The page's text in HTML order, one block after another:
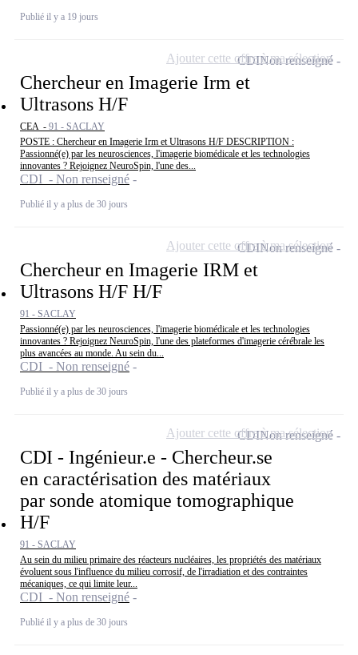
Publié il y a 19 jours
Chercheur en Imagerie Irm et
Ultrasons H/F
CEA - 91 - SACLAY
POSTE : Chercheur en Imagerie Irm et Ultrasons H/F DESCRIPTION :
Passionné(e) par les neurosciences, l'imagerie biomédicale et les technologies
innovantes ? Rejoignez NeuroSpin, l'une des...
CDI - Non renseigné
Publié il y a plus de 30 jours
CDINon renseigné
Ajouter cette offre à ma sélection
Chercheur en Imagerie IRM et
Ultrasons H/F H/F
91 - SACLAY
Passionné(e) par les neurosciences, l'imagerie biomédicale et les technologies
innovantes ? Rejoignez NeuroSpin, l'une des plateformes d'imagerie cérébrale les
plus avancées au monde. Au sein du...
CDI - Non renseigné
Publié il y a plus de 30 jours
CDINon renseigné
Ajouter cette offre à ma sélection
CDI - Ingénieur.e - Chercheur.se
en caractérisation des matériaux
par sonde atomique tomographique
H/F
91 - SACLAY
Au sein du milieu primaire des réacteurs nucléaires, les propriétés des matériaux
évoluent sous l'influence du milieu corrosif, de l'irradiation et des contraintes
mécaniques, ce qui limite leur...
CDI - Non renseigné
Publié il y a plus de 30 jours
CDINon renseigné
Ajouter cette offre à ma sélection